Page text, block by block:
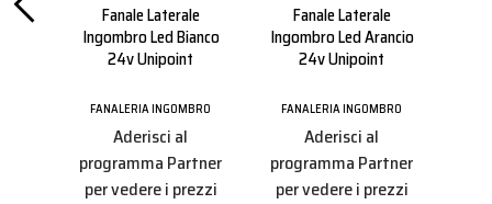
Fanale Laterale
Ingombro Led Bianco
24v Unipoint
FANALERIA INGOMBRO
Aderisci al
programma Partner
per vedere i prezzi
Fanale Laterale
Ingombro Led Arancio
24v Unipoint
FANALERIA INGOMBRO
Aderisci al
programma Partner
per vedere i prezzi